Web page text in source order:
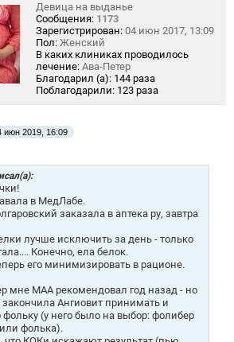
Девица на выданье
Сообщения: 1173
Зарегистрирован: 04 июн 2017, 13:09
Пол: Женский
В каких клиниках проводилось
лечение: Ава-Петер
Благодарил (а): 144 раза
Поблагодарили: 123 раза
июн 2019, 16:09
в МедЛабе.
заказала в аптека ру, завтра
лучше исключить за день - только
Конечно, ела белок.
его минимизировать в рационе.
мне МАА рекомендовал год назад - но
закончила Ангиовит принимать и
фольку (у него было на выбор: фолибер
фолька).